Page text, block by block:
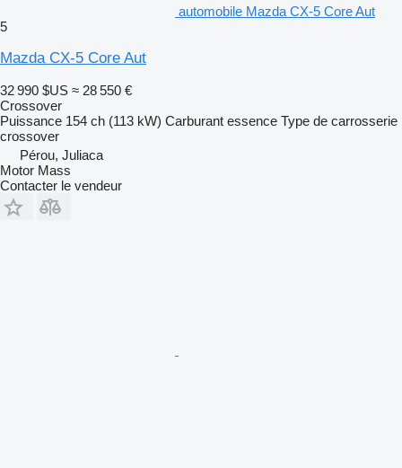
automobile Mazda CX-5 Core Aut
5
Mazda CX-5 Core Aut
32 990 $US ≈ 28 550 €
Crossover
Puissance 154 ch (113 kW) Carburant essence Type de carrosserie
crossover
Pérou, Juliaca
Motor Mass
Contacter le vendeur